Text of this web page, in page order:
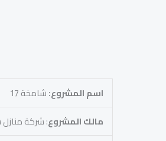
اسم المشروع:شامخة 17
مالك المشروع: شركة